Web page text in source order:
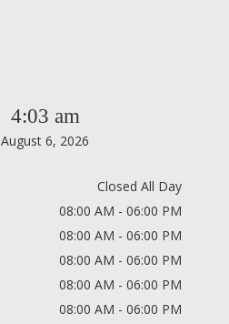
4:03 am
August 6, 2026
Closed All Day
08:00 AM - 06:00 PM
08:00 AM - 06:00 PM
08:00 AM - 06:00 PM
08:00 AM - 06:00 PM
08:00 AM - 06:00 PM